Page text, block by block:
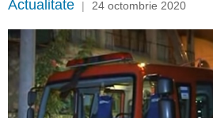
Actualitate | 24 octombrie 2020